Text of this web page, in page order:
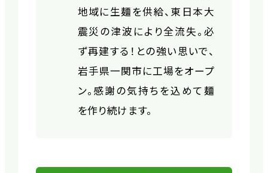
地域に生麺を供給、東日本大
震災の津波により全流失。必
ず再建する！との強い思いで、
岩手県一関市に工場をオープ
ン。感謝の気持ちを込めて麺
を作り続けます。